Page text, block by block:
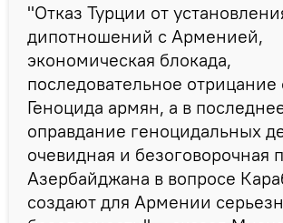
"Отказ Турции от
дипотношений с Арменией,
экономическая блокада,
последовательное отрицание
Геноцида армян, а в
оправдание геноцидальных
очевидная и безоговорочная
Азербайджана в вопросе
создают для Армении